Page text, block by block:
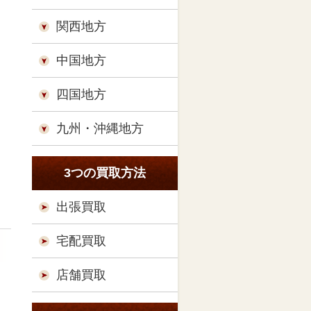
関西地方
中国地方
四国地方
九州・沖縄地方
3つの買取方法
出張買取
宅配買取
店舗買取